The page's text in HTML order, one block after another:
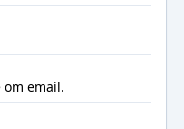
email.